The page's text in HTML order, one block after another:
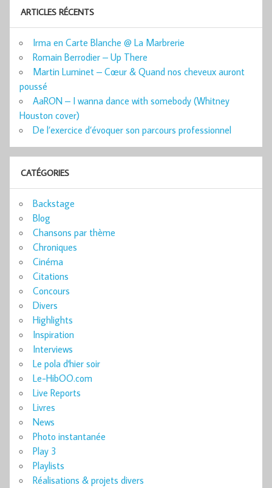
ARTICLES RÉCENTS
Irma en Carte Blanche @ La Marbrerie
Romain Berrodier – Up There
Martin Luminet – Cœur & Quand nos cheveux auront
poussé
AaRON – I wanna dance with somebody (Whitney
Houston cover)
De l’exercice d’évoquer son parcours professionnel
CATÉGORIES
Backstage
Blog
Chansons par thème
Chroniques
Cinéma
Citations
Concours
Divers
Highlights
Inspiration
Interviews
Le pola d'hier soir
Le-HibOO.com
Live Reports
Livres
News
Photo instantanée
Play 3
Playlists
Réalisations & projets divers